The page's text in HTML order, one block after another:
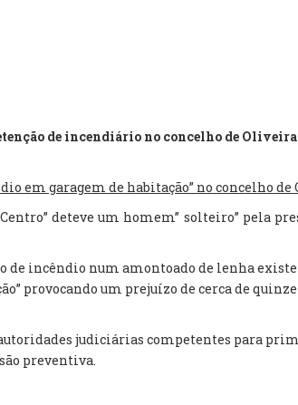
de incendiário no concelho de
em garagem de habitação” no concelho
deteve um homem” solteiro” pela
de incêndio num amontoado de lenha
provocando um prejuízo de cerca de
autoridades judiciárias competentes para
preventiva.